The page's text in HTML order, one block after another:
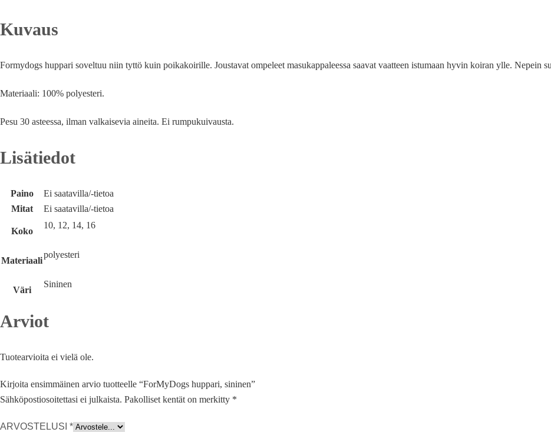
Kuvaus
Formydogs huppari soveltuu niin tyttö kuin poikakoirille. Joustavat ompeleet masukappaleessa saavat vaatteen istumaan hyvin koiran ylle. Nepein
Materiaali: 100% polyesteri.
Pesu 30 asteessa, ilman valkaisevia aineita. Ei rumpukuivausta.
Lisätiedot
Paino
Ei saatavilla/-tietoa
Mitat
Ei saatavilla/-tietoa
Koko
10, 12, 14, 16
Materiaali
polyesteri
Väri
Sininen
Arviot
Tuotearvioita ei vielä ole.
Kirjoita ensimmäinen arvio tuotteelle “ForMyDogs huppari, sininen”
Sähköpostiosoitettasi ei julkaista. Pakolliset kentät on merkitty *
ARVOSTELUSI *